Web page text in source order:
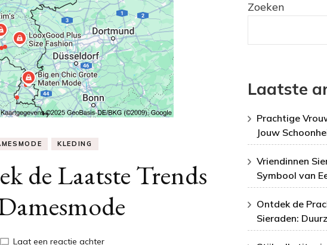
KLEDING
de Laatste Trends
Laat een reactie achterop
Zoeken
Laatste
Prachtige
Jouw
Vriendinnen
Symbool van
Ontdek de
Sieraden: